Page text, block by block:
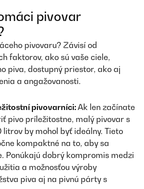
pivovar
pivovaru? Závisí od
faktorov, ako sú vaše ciele,
piva, dostupný priestor, ako aj
a angažovanosti.
pivovarníci:Ak len začínate
pivo príležitostne, malý pivovar s
by mohol byť ideálny. Tieto
kompaktné na to, aby sa
Ponúkajú dobrý kompromis medzi
a možnosťou výroby
piva aj na pivnú párty s